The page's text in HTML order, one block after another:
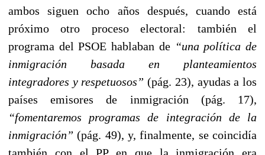
ambos siguen ocho años después, cuando está
próximo otro proceso electoral: también el
programa del PSOE hablaban de “una política de
inmigración basada en planteamientos
integradores y respetuosos” (pág. 23), ayudas a los
países emisores de inmigración (pág. 17),
“fomentaremos programas de integración de la
inmigración” (pág. 49), y, finalmente, se coincidía